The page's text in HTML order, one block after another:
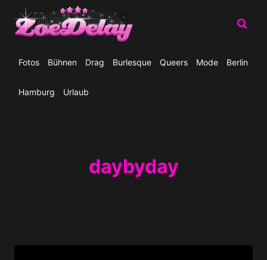
Inhalt
springen
Fotos Bühnen Drag Burlesque Queers Mode Berlin
Hamburg Urlaub
daybyday